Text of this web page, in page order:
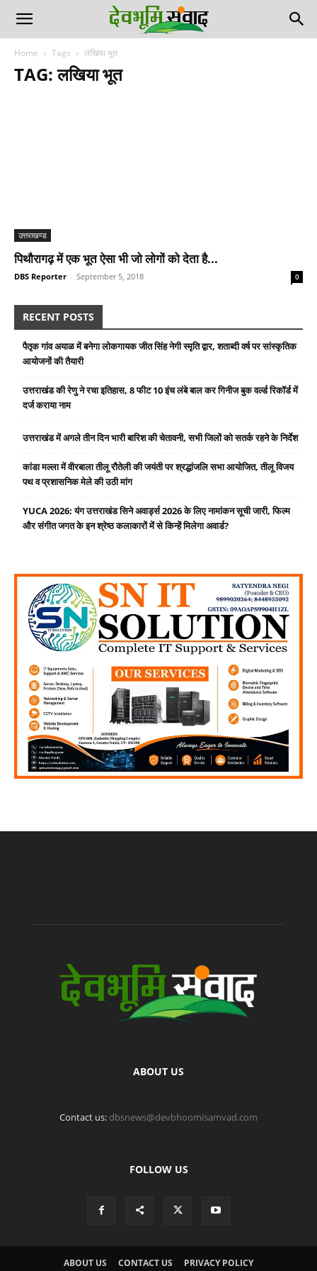
Home Tags लखिया भूत
TAG: लखिया भूत
उत्तराखण्ड
पिथौरागढ़ में एक भूत ऐसा भी जो लोगों को देता है...
DBS Reporter - September 5, 2018 0
RECENT POSTS
पैतृक गांव अयाळ में बनेगा लोकगायक जीत सिंह नेगी स्मृति द्वार, शताब्दी वर्ष पर सांस्कृतिक
आयोजनों की तैयारी
उत्तराखंड की रेणु ने रचा इतिहास, 8 फीट 10 इंच लंबे बाल कर गिनीज बुक वर्ल्ड रिकॉर्ड में
दर्ज कराया नाम
उत्तराखंड में अगले तीन दिन भारी बारिश की चेतावनी, सभी जिलों को सतर्क रहने के निर्देश
कांडा मल्ला में वीरबाला तीलू रौतेली की जयंती पर श्रद्धांजलि सभा आयोजित, तीलू विजय
पथ व प्रशासनिक मेले की उठी मांग
YUCA 2026: यंग उत्तराखंड सिने अवार्ड्स 2026 के लिए नामांकन सूची जारी, फिल्म
और संगीत जगत के इन श्रेष्ठ कलाकारों में से किन्हें मिलेगा अवार्ड?
ABOUT US
Contact us: dbsnews@devbhoomisamvad.com
FOLLOW US
ABOUT US CONTACT US PRIVACY POLICY